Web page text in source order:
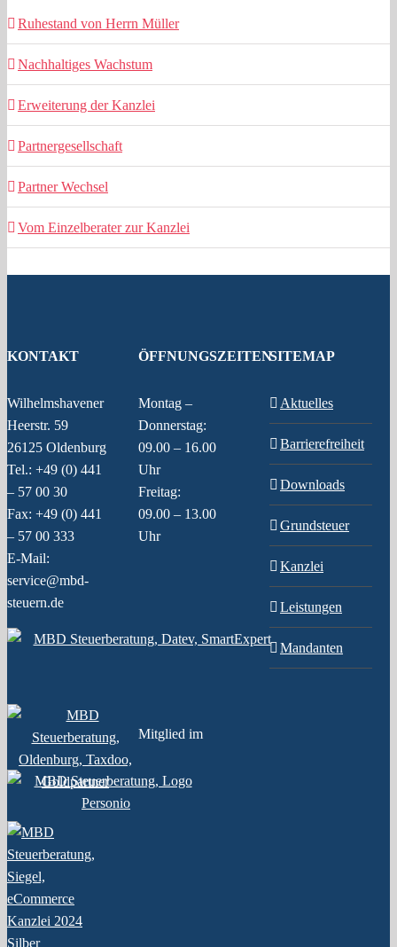
Ruhestand von Herrn Müller
Nachhaltiges Wachstum
Erweiterung der Kanzlei
Partnergesellschaft
Partner Wechsel
Vom Einzelberater zur Kanzlei
KONTAKT
Wilhelmshavener
Heerstr. 59
26125 Oldenburg
Tel.: +49 (0) 441
– 57 00 30
Fax: +49 (0) 441
– 57 00 333
E-Mail:
service@mbd-
steuern.de
ÖFFNUNGSZEITEN
Montag –
Donnerstag:
09.00 – 16.00
Uhr
Freitag:
09.00 – 13.00
Uhr
SITEMAP
Aktuelles
Barrierefreiheit
Downloads
Grundsteuer
Kanzlei
Leistungen
Mandanten
Mitglied im